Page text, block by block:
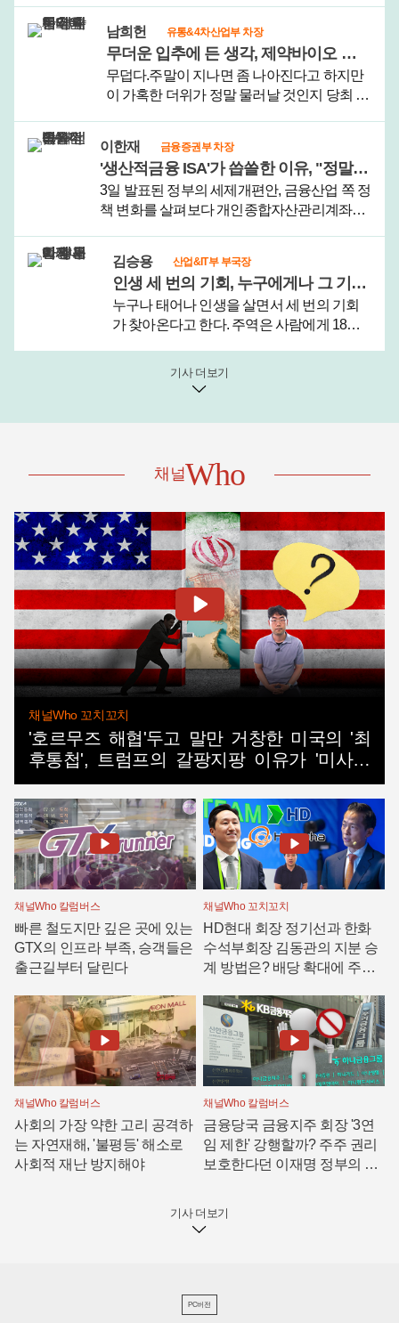
을 부정하는 사람은 없다. 사촌이 땅을 사도 대통
령을 욕하던 시..
남희헌 유통&4차산업부 차장
무더운 입추에 든 생각, 제약바이오 하반기 훈풍 기대한다
무덥다.주말이 지나면 좀 나아진다고 하지만
이 가혹한 더위가 정말 물러날 것인지 당최 상
저 조만간 날이 선선해지지 않을까 막연한 기
대를 할 뿐이다.견디기 ..
이한재 금융증권부 차장
'생산적금융 ISA'가 씁쓸한 이유, "정말 자신 없습니까"
3일 발표된 정부의 세제개편안, 금융산업 쪽 정
책 변화를 살펴보다 개인종합자산관리계좌
생산적금융의 취지에 깊게 공감하고 필요하다
고 생각했지만 이른바 '..
김승용 산업&IT부 부국장
인생 세 번의 기회, 누구에게나 그 기회가 평등하게 오지 않는 나라
누구나 태어나 인생을 살면서 세 번의 기회
가 찾아온다고 한다. 주역은 사람에게 18년
찾아온다는 것이다.그러나 이는 평균 수명이
기사 더보기
채널Who
채널Who 꼬치꼬치
'호르무즈 해협'두고 말만 거창한 미국의 '최
후통첩', 트럼프의 갈팡지팡 이유가 '미사일
품귀'?
채널Who 칼럼버스
빠른 철도지만 깊은 곳에 있는
GTX의 인프라 부족, 승객들은
출근길부터 달린다
채널Who 꼬치꼬치
HD현대 회장 정기선과 한화
수석부회장 김동관의 지분 승
계 방법은? 배당 확대에 주식
채널Who 칼럼버스
사회의 가장 약한 고리 공격하
는 자연재해, '불평등' 해소로
사회적 재난 방지해야
채널Who 칼럼버스
금융당국 금융지주 회장 '3연
임 제한' 강행할까? 주주 권리
보호한다던 이재명 정부의 모
기사 더보기
PC버전